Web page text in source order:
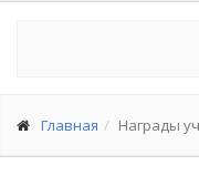
Главная Награды